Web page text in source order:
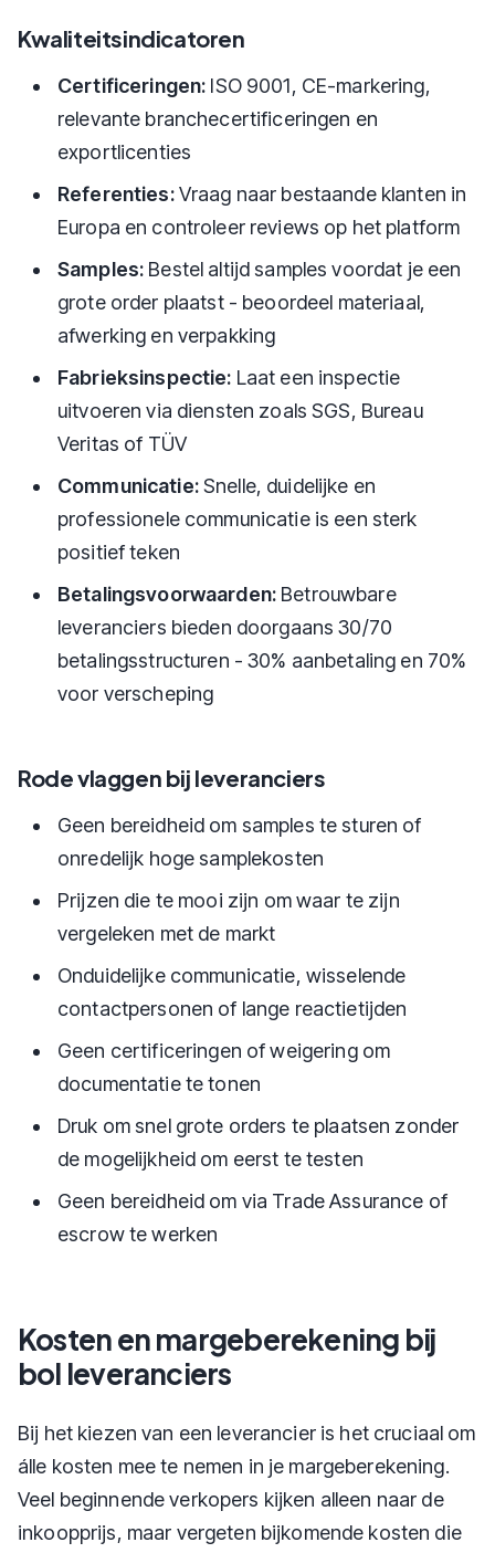
Kwaliteitsindicatoren
Certificeringen: ISO 9001, CE-markering,
relevante branchecertificeringen en
exportlicenties
Referenties:Vraag naar bestaande klanten in
Europa en controleer reviews op het platform
Samples: Bestel altijd samples voordat je een
grote order plaatst - beoordeel materiaal,
afwerking en verpakking
Fabrieksinspectie: Laat een inspectie
uitvoeren via diensten zoals SGS, Bureau
Veritas of TÜV
Communicatie:Snelle, duidelijke en
professionele communicatie is een sterk
positief teken
Betalingsvoorwaarden: Betrouwbare
leveranciers bieden doorgaans 30/70
betalingsstructuren - 30% aanbetaling en 70%
voor verscheping
Rode vlaggen bij leveranciers
Geen bereidheid om samples te sturen of
onredelijk hoge samplekosten
Prijzen die te mooi zijn om waar te zijn
vergeleken met de markt
Onduidelijke communicatie, wisselende
contactpersonen of lange reactietijden
Geen certificeringen of weigering om
documentatie te tonen
Druk om snel grote orders te plaatsen zonder
de mogelijkheid om eerst te testen
Geen bereidheid om via Trade Assurance of
escrow te werken
Kosten en margeberekening bij
bol leveranciers
Bij het kiezen van een leverancier is het cruciaal om
álle kosten mee te nemen in je margeberekening.
Veel beginnende verkopers kijken alleen naar de
inkoopprijs, maar vergeten bijkomende kosten die